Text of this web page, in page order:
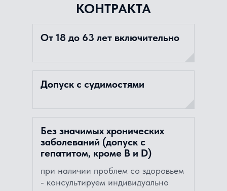
КОНТРАКТА
От 18 до 63 лет включительно
Без значимых хронических
заболеваний (допуск с
гепатитом, кроме В и D)
Допуск с судимостями
при наличии проблем со здоровьем
- консультируем индивидуально